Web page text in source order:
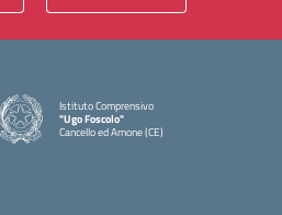
Istituto Comprensivo
"Ugo Foscolo"
Cancello ed Arnone (CE)